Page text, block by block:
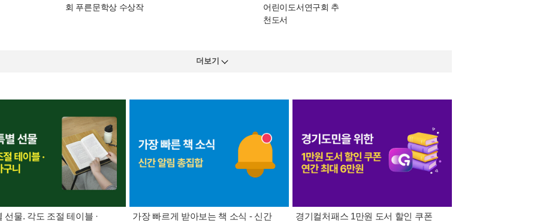
회 푸른문학상 수상작
어린이도서연구회 추
천도서
더보기
선물. 각도 조절 테이블 ·
가장 빠르게 받아보는 책 소식 - 신간
경기컬처패스 1만원 도서 할인 쿠폰